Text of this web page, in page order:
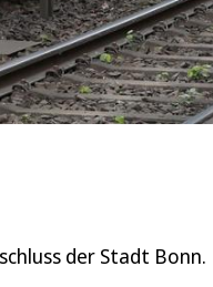
der Stadt Bonn.